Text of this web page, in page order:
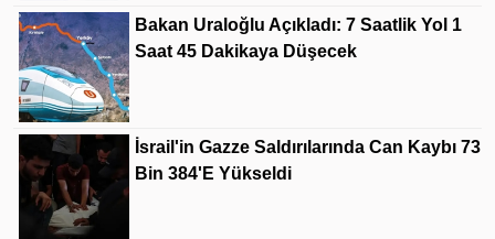
Bakan Uraloğlu Açıkladı: 7 Saatlik Yol 1
Saat 45 Dakikaya Düşecek
İsrail'in Gazze Saldırılarında Can Kaybı 73
Bin 384'e Yükseldi